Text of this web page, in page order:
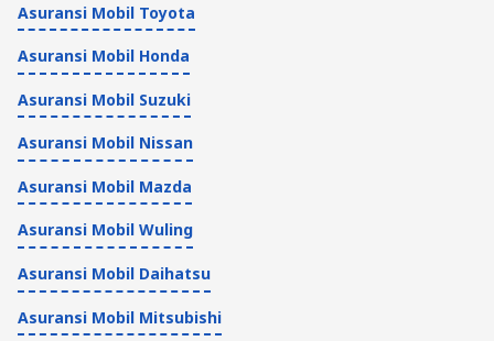
Asuransi Mobil Toyota
Asuransi Mobil Honda
Asuransi Mobil Suzuki
Asuransi Mobil Nissan
Asuransi Mobil Mazda
Asuransi Mobil Wuling
Asuransi Mobil Daihatsu
Asuransi Mobil Mitsubishi